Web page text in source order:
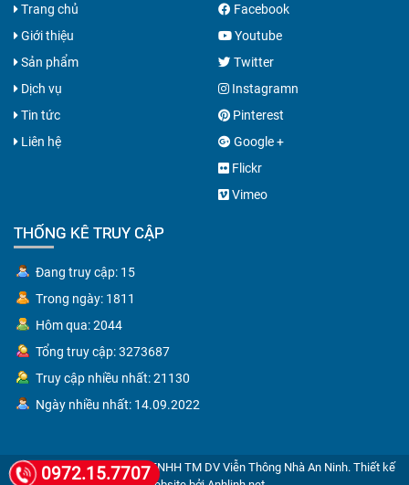
0972.15.7707
Trang chủ
Giới thiệu
Sản phẩm
Dịch vụ
Tin tức
Liên hệ
Facebook
Youtube
Twitter
Instagramn
Pinterest
Google +
Flickr
Vimeo
THỐNG KÊ TRUY CẬP
Đang truy cập: 15
Trong ngày: 1811
Hôm qua: 2044
Tổng truy cập: 3273687
Truy cập nhiều nhất: 21130
Ngày nhiều nhất: 14.09.2022
© Copyright 2026 Công Ty TNHH TM DV Viễn Thông Nhà An Ninh. Thiết kế